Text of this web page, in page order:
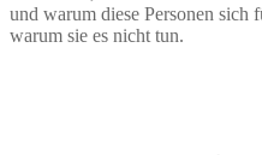
und warum diese Personen sich
warum sie es nicht tun.